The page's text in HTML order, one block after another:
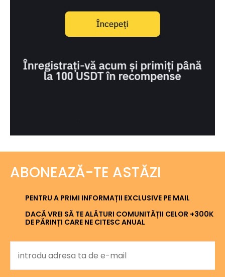
ABONEAZĂ-TE ASTĂZI
PENTRU A PRIMI INFORMAȚII EXCLUSIVE PE MAIL
DACĂ VREI SĂ TE ALĂTURI COMUNITĂȚII CELOR +300K
DE PĂRINȚI CARE NE CITESC ANUAL